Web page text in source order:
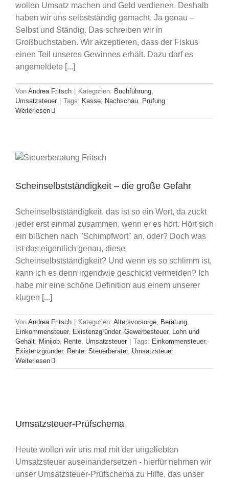
wollen Umsatz machen und Geld verdienen. Deshalb
haben wir uns selbstständig gemacht. Ja genau –
Selbst und Ständig. Das schreiben wir in
Großbuchstaben. Wir akzeptieren, dass der Fiskus
einen Teil unseres Gewinnes erhält. Dazu darf es
angemeldete [...]
Von Andrea Fritsch Kategorien: Buchführung
Umsatzsteuer
Tags: Kasse Nachschau
Prüfung
Weiterlesen
Scheinselbstständigkeit – die große Gefahr
Scheinselbstständigkeit, das ist so ein Wort, da zuckt
jeder erst einmal zusammen, wenn er es hört. Hört sich
ein bißchen nach "Schimpfwort" an, oder? Doch was
ist das eigentlich genau, diese
Scheinselbstständigkeit? Und wenn es so schlimm ist,
kann ich es denn irgendwie geschickt vermeiden? Ich
habe mir eine schöne Definition aus einem unserer
klugen [...]
Von Andrea Fritsch Kategorien: Altersvorsorge Beratung
Einkommensteuer, Existenzgründer, Gewerbesteuer,
Lohn und
Gehalt
Minijob Rente Umsatzsteuer Tags: Einkommensteuer,
Existenzgründer, Rente Steuerberater, Umsatzsteuer
Weiterlesen
Umsatzsteuer-Prüfschema
Heute wollen wir uns mal mit der ungeliebten
Umsatzsteuer auseinandersetzen - hierfür nehmen wir
unser Umsatzsteuer-Prüfschema zu Hilfe, das unser